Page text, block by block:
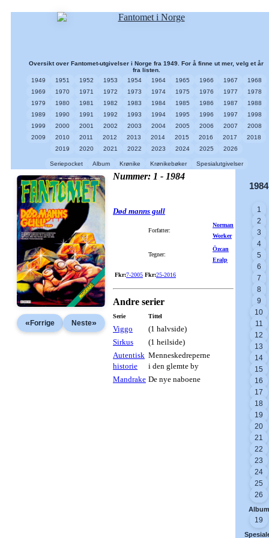
Oversikt over Fantomet-utgivelser i Norge fra 1949. For å finne ut mer, velg et år
fra listen.
1949
1951 1952 1953 1954 1964 1965 1966 1967
1968
1969
1970 1971 1972 1973 1974 1975 1976 1977
1978
1979
1980 1981 1982 1983 1984 1985 1986 1987
1988
1989
1990 1991 1992 1993 1994 1995 1996 1997
1998
1999
2000 2001 2002 2003 2004 2005 2006 2007
2008
2009
2010 2011 2012 2013 2014 2015 2016 2017
2018
2019
2020 2021 2022 2023 2024 2025 2026
Seriepocket Album Krønike Krønikebøker Spesialutgivelser
«Forrige Neste»
Nummer: 1 - 1984
Død manns gull
Forfatter:
Norman
Worker
Tegner:
Özcan
Eralp
Fkr:7-2005 Fkr:25-2016
Andre serier
Serie Tittel
Viggo
(1 halvside)
Sirkus
(1 heilside)
Autentisk
historie
Menneskedreperne
i den glemte by
Mandrake De nye naboene
1984
1
2
3
4
5
6
7
8
9
10
11
12
13
14
15
16
17
18
19
20
21
22
23
24
25
26
Album
19